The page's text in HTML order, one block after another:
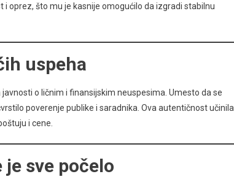
i oprez, što mu je kasnije omogućilo da izgradi stabilnu
uspeha
o ličnim i finansijskim neuspesima. Umesto da se
poverenje publike i saradnika. Ova autentičnost učinila
i cene.
sve počelo